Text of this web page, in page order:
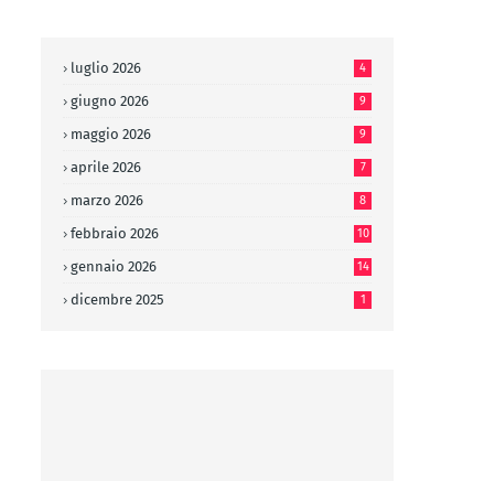
luglio 2026 4
giugno 2026 9
maggio 2026 9
aprile 2026 7
marzo 2026 8
febbraio 2026 10
gennaio 2026 14
dicembre 2025 1